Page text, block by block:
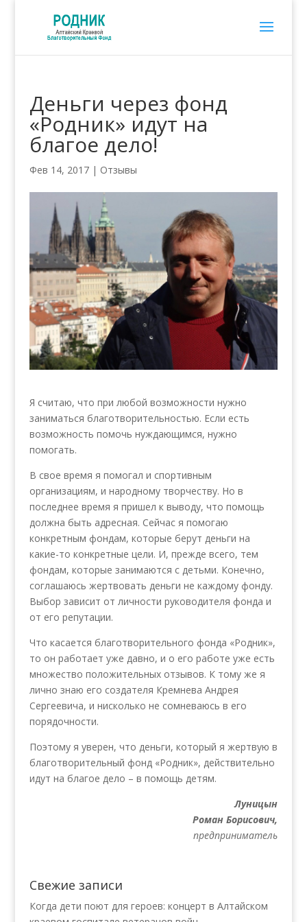
Деньги через фонд
«Родник» идут на
благое дело!
Фев 14, 2017| Отзывы
Я считаю, что при любой возможности нужно
заниматься благотворительностью. Если есть
возможность помочь нуждающимся, нужно
помогать.
В свое время я помогал и спортивным
организациям, и народному творчеству. Но в
последнее время я пришел к выводу, что помощь
должна быть адресная. Сейчас я помогаю
конкретным фондам, которые берут деньги на
какие-то конкретные цели. И, прежде всего, тем
фондам, которые занимаются с детьми. Конечно,
соглашаюсь жертвовать деньги не каждому фонду.
Выбор зависит от личности руководителя фонда и
от его репутации.
Что касается благотворительного фонда «Родник»,
то он работает уже давно, и о его работе уже есть
множество положительных отзывов. К тому же я
лично знаю его создателя Кремнева Андрея
Сергеевича, и нисколько не сомневаюсь в его
порядочности.
Поэтому я уверен, что деньги, который я жертвую в
благотворительный фонд «Родник», действительно
идут на благое дело – в помощь детям.
Луницын
Роман Борисович,
предприниматель
Свежие записи
Когда дети поют для героев: концерт в Алтайском